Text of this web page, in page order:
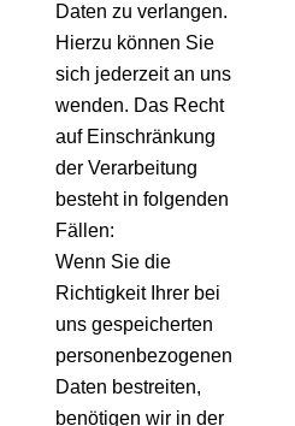
Daten zu verlangen.
Hierzu können Sie
sich jederzeit an uns
wenden. Das Recht
auf Einschränkung
der Verarbeitung
besteht in folgenden
Fällen:
Wenn Sie die
Richtigkeit Ihrer bei
uns gespeicherten
personenbezogenen
Daten bestreiten,
benötigen wir in der